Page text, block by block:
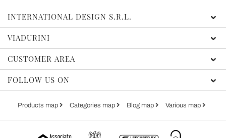
INTERNATIONAL DESIGN S.R.L.
VIADURINI
CUSTOMER AREA
FOLLOW US ON
Products map Categories map Blog map Various map